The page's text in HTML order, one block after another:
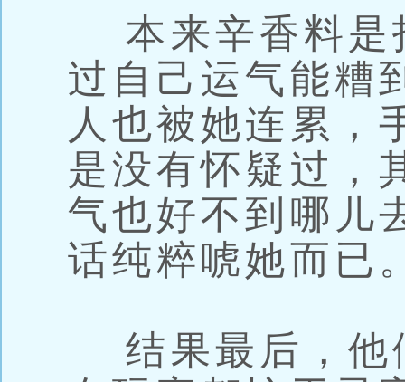
本来辛香料是
过自己运气能糟
人也被她连累，
是没有怀疑过，
气也好不到哪儿
话纯粹唬她而已
结果最后，他